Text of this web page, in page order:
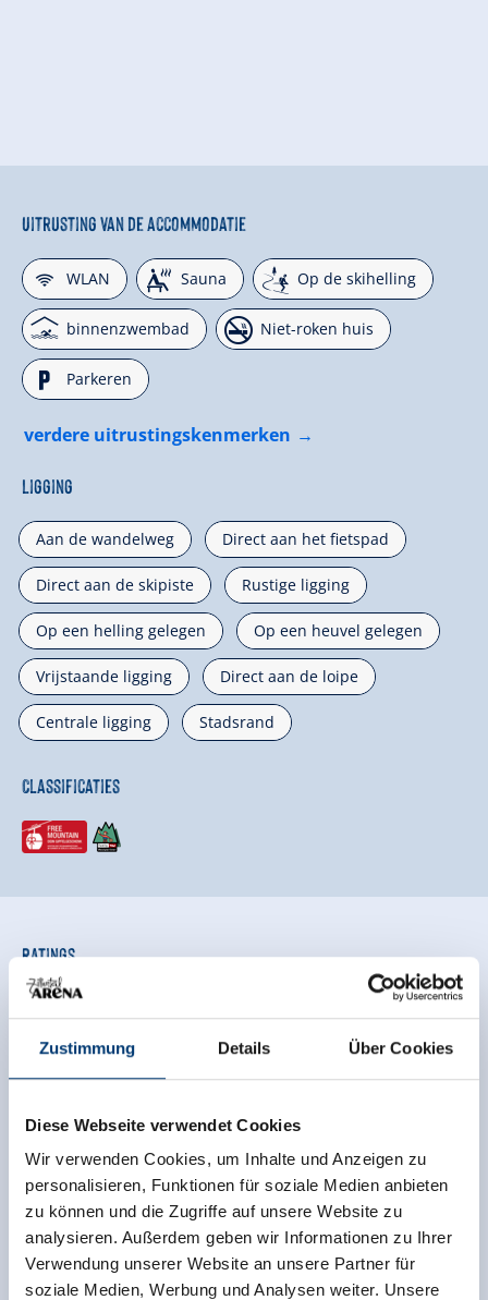
Zustimmung Details Über Cookies
Diese Webseite verwendet Cookies
Wir verwenden Cookies, um Inhalte und Anzeigen zu
personalisieren, Funktionen für soziale Medien anbieten
zu können und die Zugriffe auf unsere Website zu
analysieren. Außerdem geben wir Informationen zu Ihrer
Verwendung unserer Website an unsere Partner für
soziale Medien, Werbung und Analysen weiter. Unsere
Uitrusting van de accommodatie
🜉WLAN 🗔Sauna 🞷Op de skihelling
🅤binnenzwembad 🏝Niet-roken huis
🐈Parkeren
verdere uitrustingskenmerken
Ligging
Aan de wandelweg Direct aan het fietspad
Direct aan de skipiste Rustige ligging
Op een helling gelegen Op een heuvel gelegen
Vrijstaande ligging Direct aan de loipe
Centrale ligging Stadsrand
Classificaties
Ratings
Onafhankelijke beoordelingen van de andere
bronnen. TrustYou verzamelt deze beoordelingen en
berekent een gemiddelde van de
beoordelingsresultaten.